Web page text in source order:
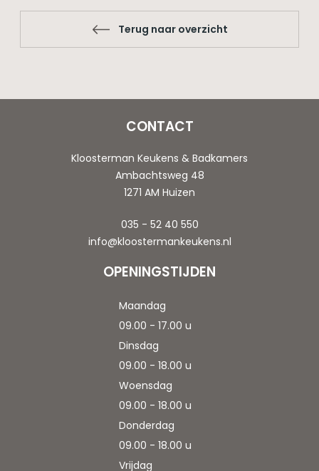
Terug naar overzicht
CONTACT
Kloosterman Keukens & Badkamers
Ambachtsweg 48
1271 AM Huizen
035 - 52 40 550
info@kloostermankeukens.nl
OPENINGSTIJDEN
Maandag
09.00 - 17.00 u
Dinsdag
09.00 - 18.00 u
Woensdag
09.00 - 18.00 u
Donderdag
09.00 - 18.00 u
Vrijdag